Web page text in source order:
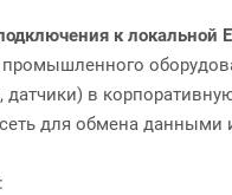
к локальной
промышленного
датчики) в
для обмена данными